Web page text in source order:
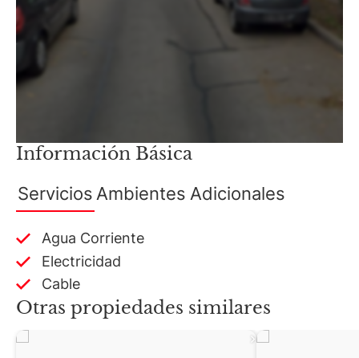
Información Básica
Servicios Ambientes Adicionales
Agua Corriente
Electricidad
Cable
Otras propiedades similares